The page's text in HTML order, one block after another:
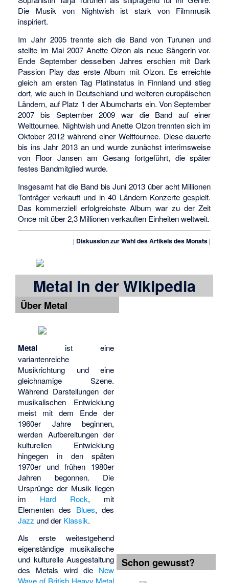
Up the
Wicked
Mister Misery
Die Musik von Nightwish ist stark von Filmmusik
inspiriert.
Im Jahr 2005 trennte sich die Band von Turunen und
stellte im Mai 2007 Anette Olzon als neue Sängerin vor.
Ende September desselben Jahres erschien mit Dark
Passion Play das erste Album mit Olzon. Es erreichte
gleich am ersten Tag Platinstatus in Finnland und stieg
dort, wie auch in Deutschland und weiteren europäischen
Ländern, auf Platz 1 der Albumcharts ein. Von September
2007 bis September 2009 war die Band auf einer
Welttournee. Nightwish und Anette Olzon trennten sich im
Oktober 2012 während einer Welttournee. Diese dauerte
bis ins Jahr 2013 an und wurde zunächst interimsweise
von Floor Jansen am Gesang fortgeführt, die später
festes Bandmitglied wurde.
Insgesamt hat die Band bis Juni 2013 über acht Millionen
Tonträger verkauft und in 40 Ländern Konzerte gespielt.
Das kommerziell erfolgreichste Album war zu der Zeit
Once mit über 2,3 Millionen verkauften Einheiten weltweit.
| Diskussion zur Wahl des Artikels des Monats |
Metal in der Wikipedia
Über Metal
Metal ist eine
variantenreiche
Musikrichtung und eine
gleichnamige Szene.
Während Darstellungen der
musikalischen Entwicklung
meist mit dem Ende der
1960er Jahre beginnen,
werden Aufbereitungen der
kulturellen Entwicklung
hingegen in den späten
1970er und frühen 1980er
Jahren begonnen. Die
Ursprünge der Musik liegen
im Hard Rock, mit
Elementen des Blues, des
Jazz und der Klassik.
Als erste weitestgehend
eigenständige musikalische
und kulturelle Ausgestaltung
des Metals wird die New
Schon gewusst?